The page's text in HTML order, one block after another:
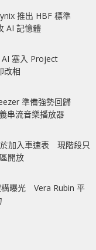
推出 HBF 標準
AI 記憶體
塞入 Project
改相
準備強勢回歸
串流音樂播放器
加入車速表 現階段只
開放
構曝光 Vera Rubin 平